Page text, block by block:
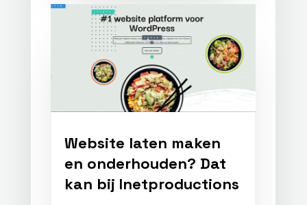
Website laten maken
en onderhouden? Dat
kan bij Inetproductions